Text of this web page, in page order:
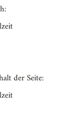
der Seite: